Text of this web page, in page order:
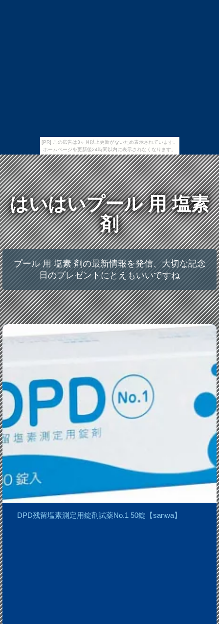
[PR] この広告は3ヶ月以上更新がないため表示されています。
ホームページを更新後24時間以内に表示されなくなります。
はいはいプール 用 塩素
剤
プール 用 塩素 剤の最新情報を発信、大切な記念
日のプレゼントにとえもいいですね
DPD残留塩素測定用錠剤試薬No.1 50錠【sanwa】